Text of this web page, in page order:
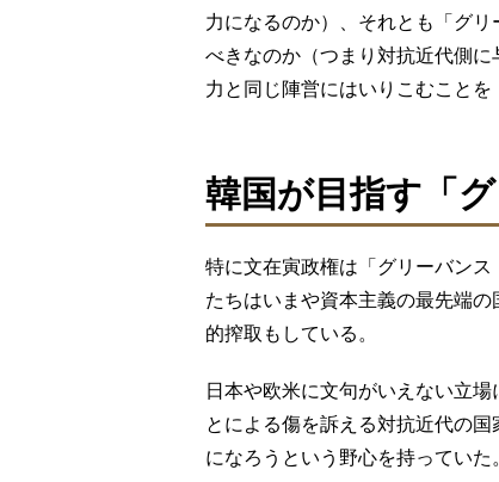
力になるのか）、それとも「グ
べきなのか（つまり対抗近代側
力と同じ陣営にはいりこむことを
韓国が目指す「
特に文在寅政権は「グリーバン
たちはいまや資本主義の最先端
的搾取もしている。
日本や欧米に文句がいえない立
とによる傷を訴える対抗近代の
になろうという野心を持っていた